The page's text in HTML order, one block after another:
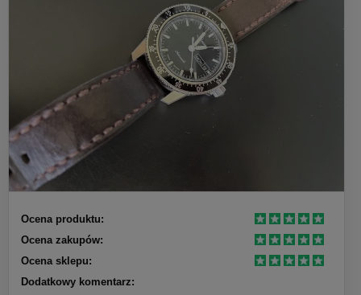
Ocena produktu:
Ocena zakupów:
Ocena sklepu:
Dodatkowy komentarz: